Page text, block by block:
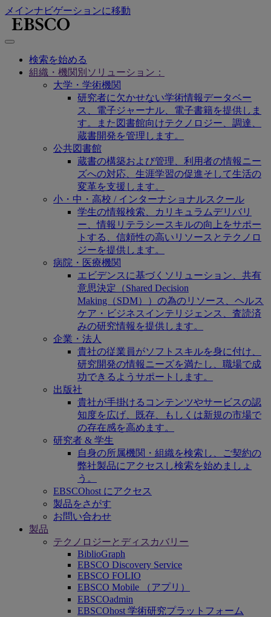
メインナビゲーションに移動
検索を始める
組織・機関別ソリューション：
大学・学術機関
研究者に欠かせない学術情報データベー
ス、電子ジャーナル、電子書籍を提供しま
す。また図書館向けテクノロジー、調達、
蔵書開発を管理します。
公共図書館
蔵書の構築および管理、利用者の情報ニー
ズへの対応、生涯学習の促進そして生活の
変革を支援します。
小・中・高校 / インターナショナルスクール
学生の情報検索、カリキュラムデリバリ
ー、情報リテラシースキルの向上をサポー
トする、信頼性の高いリソースとテクノロ
ジーを提供します。
病院・医療機関
エビデンスに基づくソリューション、共有
意思決定（Shared Decision
Making（SDM））の為のリソース、ヘルス
ケア・ビジネスインテリジェンス、査読済
みの研究情報を提供します。
企業・法人
貴社の従業員がソフトスキルを身に付け、
研究開発の情報ニーズを満たし、職場で成
功できるようサポートします。
出版社
貴社が手掛けるコンテンツやサービスの認
知度を広げ、既存、もしくは新規の市場で
の存在感を高めます。
研究者 & 学生
自身の所属機関・組織を検索し、ご契約の
弊社製品にアクセスし検索を始めましょ
う。
EBSCOhost にアクセス
製品をさがす
お問い合わせ
製品
テクノロジーとディスカバリー
BiblioGraph
EBSCO Discovery Service
EBSCO FOLIO
EBSCO Mobile （アプリ）
EBSCOadmin
EBSCOhost 学術研究プラットフォーム